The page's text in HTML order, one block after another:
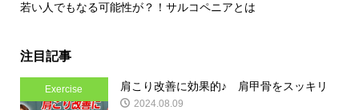
若い人でもなる可能性が？！サルコペニアとは
注目記事
Exercise 肩こり改善に効果的♪ 肩甲骨をスッキリ
2024.08.09